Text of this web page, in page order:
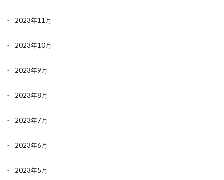
2023年11月
2023年10月
2023年9月
2023年8月
2023年7月
2023年6月
2023年5月